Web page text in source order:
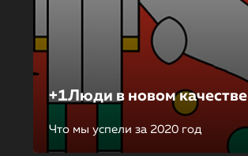
+1Люди в новом качестве
Что мы успели за 2020 год